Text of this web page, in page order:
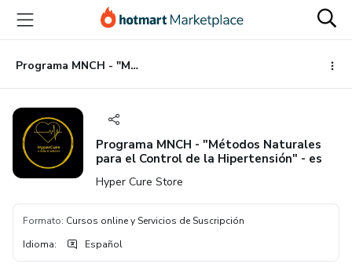
principal
página
de
página
Programa MNCH - "Métodos Naturales para el Control de la Hipertensión" - es
Programa MNCH - "Métodos Naturales
para el Control de la Hipertensión" - es
Hyper Cure Store
Formato: Cursos online y Servicios de Suscripción
Idioma: Español